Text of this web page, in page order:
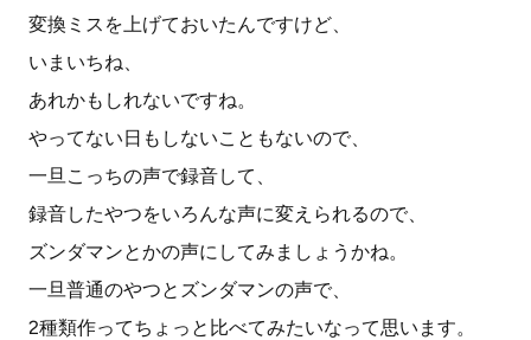
変換ミスを上げておいたんですけど、
いまいちね、
あれかもしれないですね。
やってない日もしないこともないので、
一旦こっちの声で録音して、
録音したやつをいろんな声に変えられるので、
ズンダマンとかの声にしてみましょうかね。
一旦普通のやつとズンダマンの声で、
2種類作ってちょっと比べてみたいなって思います。